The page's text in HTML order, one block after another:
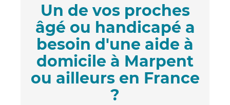
Un de vos proches
âgé ou handicapé a
besoin d'une aide à
domicile à Marpent
ou ailleurs en France
?